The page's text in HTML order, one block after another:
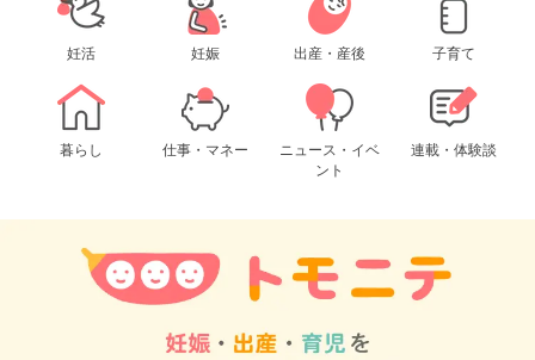
妊活 妊娠 出産・産後 子育て
暮らし 仕事・マネー
ニュース・イベ
ント
連載・体験談